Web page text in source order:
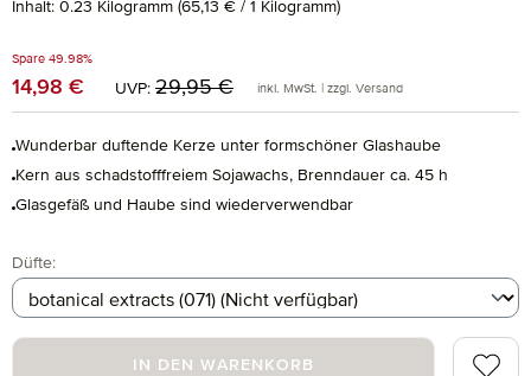
Inhalt: 0.23 Kilogramm (65,13 € / 1 Kilogramm)
Spare 49.98%
Verkaufspreis:
14,98 € UVP: Regulärer Preis:
29,95 € inkl. MwSt. | zzgl. Versand
Wunderbar duftende Kerze unter formschöner Glashaube
Kern aus schadstofffreiem Sojawachs, Brenndauer ca. 45 h
Glasgefäß und Haube sind wiederverwendbar
Düfteauswählen
:
IN DEN WARENKORB
Zum